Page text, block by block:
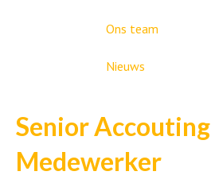
Ons team
Nieuws
Senior Accouting
Medewerker